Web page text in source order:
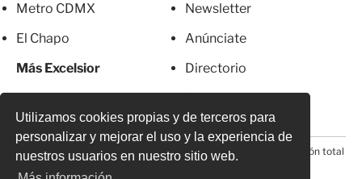
Utilizamos cookies propias y de terceros para
personalizar y mejorar el uso y la experiencia de
nuestros usuarios en nuestro sitio web.
Metro CDMX
El Chapo
Más Excelsior
Mujeres
Newsletter
Anúnciate
Directorio
Suscripciones
© 2026 Todos los derechos reservados. Prohibida la reproducción total
o parcial, incluyendo cualquier medio electrónico*